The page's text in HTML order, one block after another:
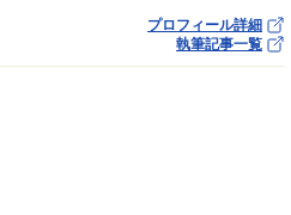
プロフィール詳細
執筆記事一覧